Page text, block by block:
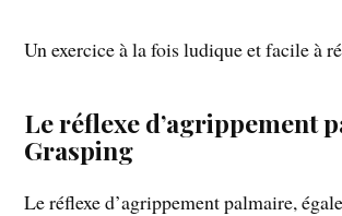
Un exercice à la fois ludique et facile à
Le réflexe d’agrippement
Grasping
Le réflexe d’agrippement palmaire,